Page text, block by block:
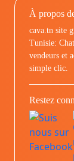
À propos
cava.tn site
Tunisie:
vendeurs et
simple clic.
Restez